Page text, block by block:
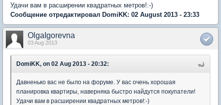
Удачи вам в расширении квадратных метров!:-)
Сообщение отредактировал DomiKK: 02 August 2013 - 23:33
OlgaIgorevna
03 Aug 2013
DomiKK, on 02 Aug 2013 - 20:32:
Давненько вас не было на форуме. У вас очень хорошая
планировка квартиры, наверняка быстро найдутся покупатели!
Удачи вам в расширении квадратных метров!:-)